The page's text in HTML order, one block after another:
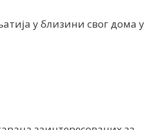
у близини свог дома у